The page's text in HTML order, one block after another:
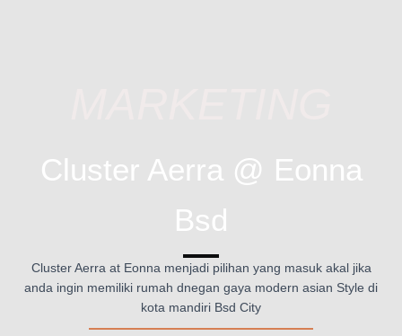
Cluster Aerra @ Eonna
Bsd
Cluster Aerra at Eonna menjadi pilihan yang masuk akal jika
anda ingin memiliki rumah dnegan gaya modern asian Style di
kota mandiri Bsd City